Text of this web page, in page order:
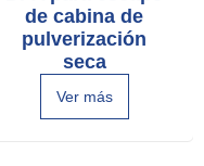
de cabina de
pulverización
seca
Ver más